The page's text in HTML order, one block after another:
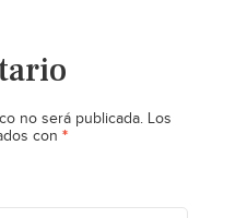
no será publicada. Los
con *